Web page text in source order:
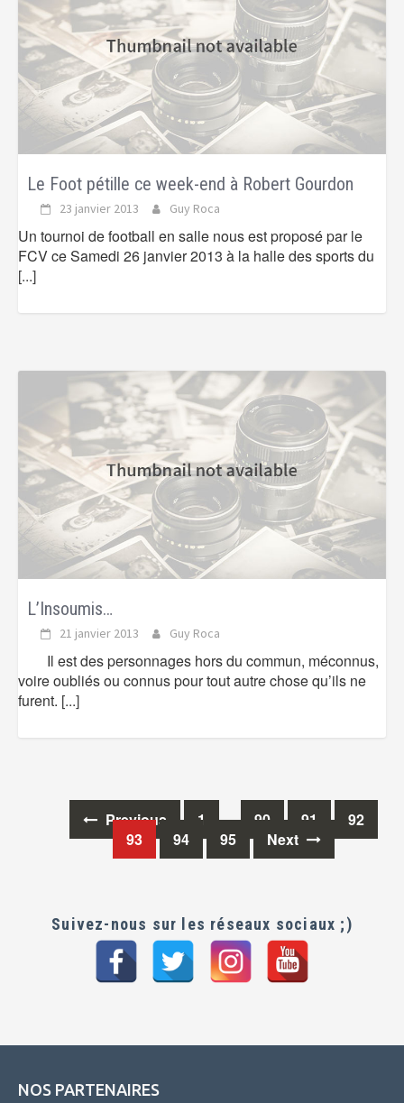
Le Foot pétille ce week-end à Robert Gourdon
23 janvier 2013 Guy Roca
Un tournoi de football en salle nous est proposé par le
FCV ce Samedi 26 janvier 2013 à la halle des sports du
[...]
L’Insoumis…
21 janvier 2013 Guy Roca
Il est des personnages hors du commun, méconnus,
voire oubliés ou connus pour tout autre chose qu’ils ne
furent. [...]
Previous 1 … 90 91
92
93
94 95 Next
Suivez-nous sur les réseaux sociaux ;)
NOS PARTENAIRES